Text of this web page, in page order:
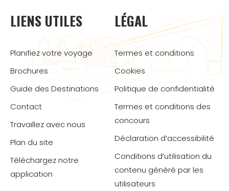
LIENS UTILES
Planifiez votre voyage
Brochures
Guide des Destinations
Contact
Travaillez avec nous
Plan du site
Téléchargez notre
application
LÉGAL
Termes et conditions
Cookies
Politique de confidentialité
Termes et conditions des
concours
Déclaration d’accessibilité
Conditions d’utilisation du
contenu généré par les
utilisateurs